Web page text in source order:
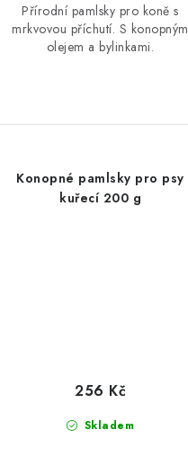
Přírodní pamlsky pro koně s
mrkvovou příchutí. S konopným
olejem a bylinkami.
Konopné pamlsky pro psy
kuřecí 200 g
Skladem
256 Kč